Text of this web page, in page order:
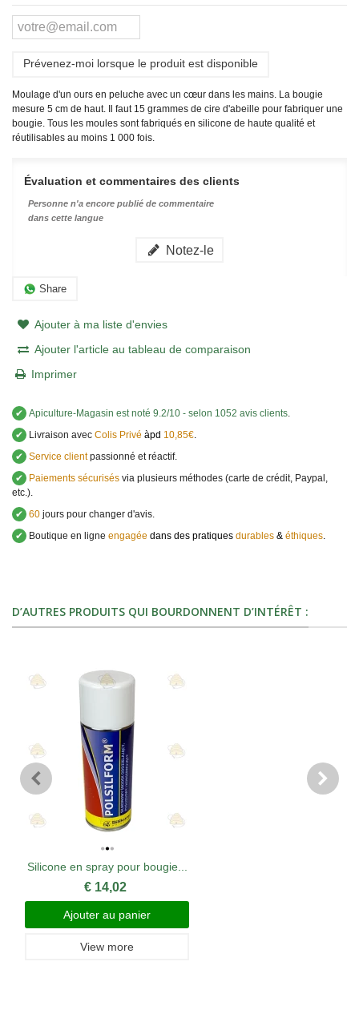
Prévenez-moi lorsque le produit est disponible
Moulage d'un ours en peluche avec un cœur dans les mains. La bougie
mesure 5 cm de haut. Il faut 15 grammes de cire d'abeille pour fabriquer une
bougie. Tous les moules sont fabriqués en silicone de haute qualité et
réutilisables au moins 1 000 fois.
Évaluation et commentaires des clients
Personne n'a encore publié de commentaire
dans cette langue
Notez-le
Share
Ajouter à ma liste d'envies
Ajouter l'article au tableau de comparaison
Imprimer
✔ Apiculture-Magasin est noté 9.2/10 - selon 1052 avis clients.
✔
Livraison avec Colis Privé àpd 10,85€.
✔ Service clientpassionné et réactif.
✔
Paiements sécurisés via plusieurs méthodes (carte de crédit, Paypal,
etc.).
✔ 60 jours pour changer d'avis.
✔
Boutique en ligne engagée dans des pratiques durables & éthiques.
D’AUTRES PRODUITS QUI BOURDONNENT D’INTÉRÊT :
Silicone en spray pour bougie...
€ 14,02
Ajouter au panier
View more